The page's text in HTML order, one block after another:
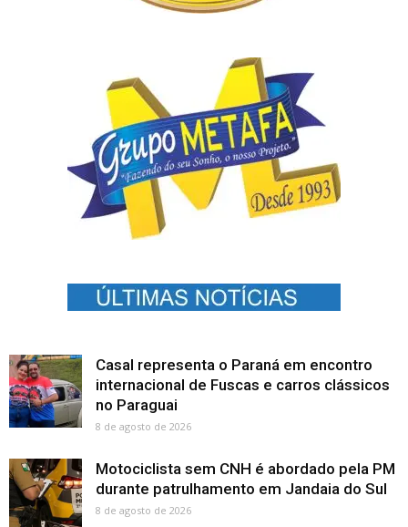
Casal representa o Paraná em encontro
internacional de Fuscas e carros clássicos
no Paraguai
8 de agosto de 2026
Motociclista sem CNH é abordado pela PM
durante patrulhamento em Jandaia do Sul
8 de agosto de 2026